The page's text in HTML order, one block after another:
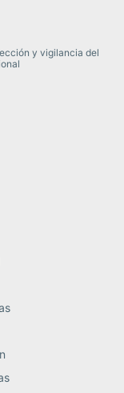
y vigilancia del